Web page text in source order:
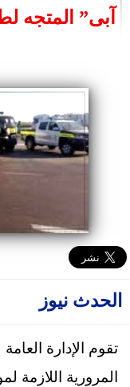
آبى” المتجه
الحدث نيوز
تقوم الإدارة
المرورية اللازمة